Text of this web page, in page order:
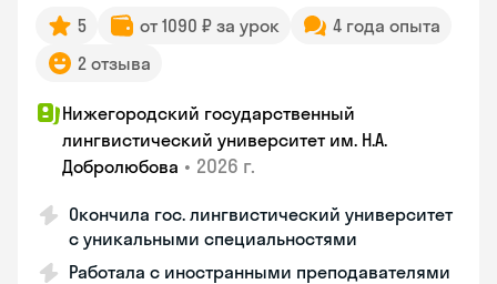
5 от 1090 ₽ за урок
4 года опыта
2 отзыва
Нижегородский государственный
лингвистический университет им. Н.А.
Добролюбова • 2026 г.
Окончила гос. лингвистический университет
с уникальными специальностями
Работала с иностранными преподавателями